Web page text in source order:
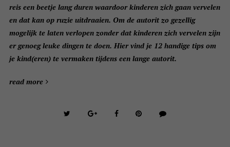
reis een beetje lang duren waardoor kinderen zich gaan vervelen
en dat kan op ruzie uitdraaien. Om de autorit zo gezellig
mogelijk te laten verlopen zonder dat kinderen zich vervelen zijn
er genoeg leuke dingen te doen. Hier vind je 12 handige tips om
je kind(eren) te vermaken tijdens een lange autorit.
read more